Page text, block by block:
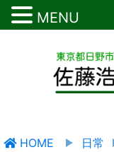
HOME 日常
MENU